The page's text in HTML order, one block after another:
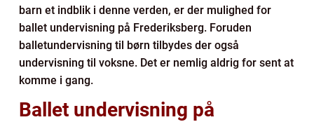
barn et indblik i denne verden, er der mulighed for
ballet undervisning på Frederiksberg. Foruden
balletundervisning til børn tilbydes der også
undervisning til voksne. Det er nemlig aldrig for sent at
komme i gang.
Ballet undervisning på